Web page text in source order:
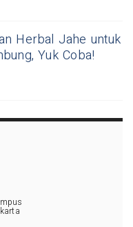
Herbal Jahe untuk
Yuk Coba!